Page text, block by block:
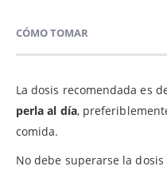
CÓMO TOMAR
La dosis recomendada es
perla al día,
comida.
No debe superarse la